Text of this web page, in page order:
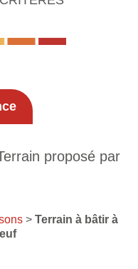
proposé par
>Terrain à bâtir à